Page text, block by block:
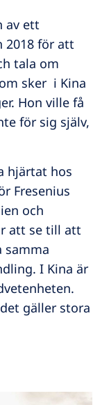
av ett
2018 för att
tala om
sker i Kina
Hon ville få
för sig själv,
hjärtat hos
Fresenius
och
att se till att
samma
I Kina är
gäller stora